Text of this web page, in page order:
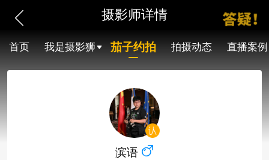
摄影师详情
首页 我是摄影狮 茄子约拍 拍摄动态 直播案例
滨语